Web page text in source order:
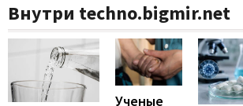
Внутри techno.bigmir.net
Ученые